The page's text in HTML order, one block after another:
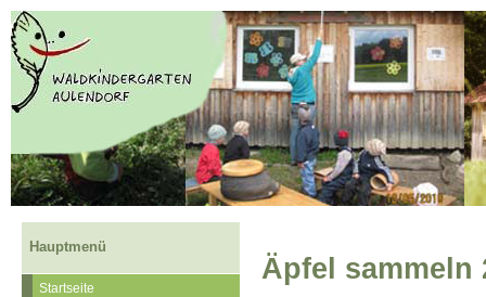
Hauptmenü
Startseite
Äpfel sammeln